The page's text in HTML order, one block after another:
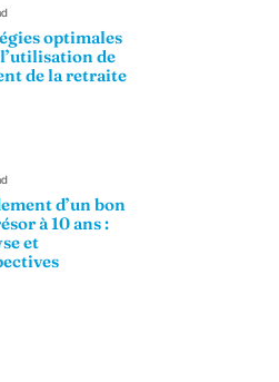
optimales
de
de la retraite
d’un bon
à 10 ans :
et